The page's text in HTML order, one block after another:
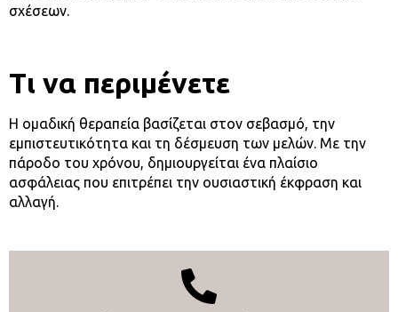
σχέσεων.
Τι να περιμένετε
Η ομαδική θεραπεία βασίζεται στον σεβασμό, την
εμπιστευτικότητα και τη δέσμευση των μελών. Με την
πάροδο του χρόνου, δημιουργείται ένα πλαίσιο
ασφάλειας που επιτρέπει την ουσιαστική έκφραση και
αλλαγή.